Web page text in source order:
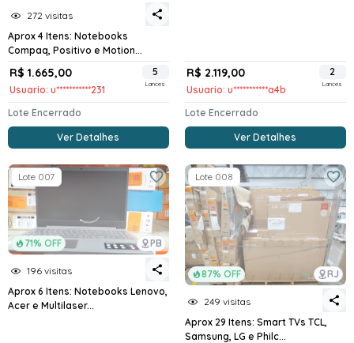
272 visitas
Aprox 4 Itens: Notebooks
Compaq, Positivo e Motion...
R$ 1.665,00
Usuario: u***********231
5
Lances
Lote Encerrado
Ver Detalhes
R$ 2.119,00
Usuario: u***********a4b
2
Lances
Lote Encerrado
Ver Detalhes
71% OFF PB
Lote 007
196 visitas
Aprox 6 Itens: Notebooks Lenovo,
Acer e Multilaser...
87% OFF RJ
Lote 008
249 visitas
Aprox 29 Itens: Smart TVs TCL,
Samsung, LG e Philc...